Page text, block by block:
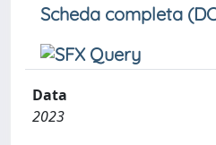
Scheda completa
Data
2023